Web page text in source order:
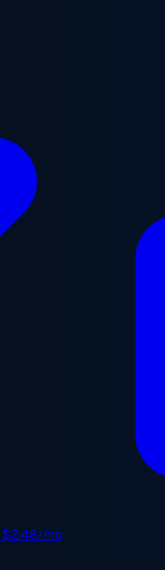
$2.48/mo